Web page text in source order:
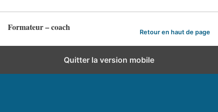
Formateur – coach Retour en haut de page
Quitter la version mobile